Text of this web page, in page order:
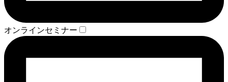
オンラインセミナー